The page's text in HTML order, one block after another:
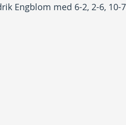
Engblom med 6-2, 2-6, 10-